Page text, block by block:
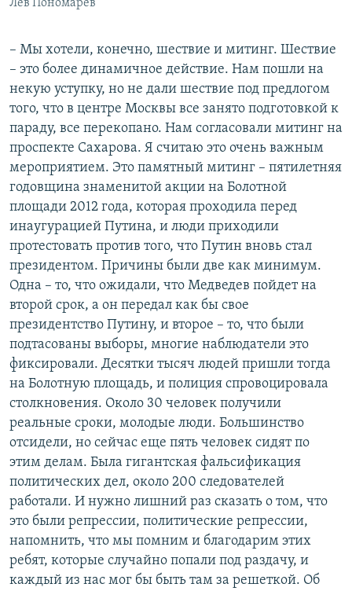
Лев Пономарев
– Мы хотели, конечно, шествие и митинг. Шествие
– это более динамичное действие. Нам пошли на
некую уступку, но не дали шествие под предлогом
того, что в центре Москвы все занято подготовкой к
параду, все перекопано. Нам согласовали митинг на
проспекте Сахарова. Я считаю это очень важным
мероприятием. Это памятный митинг – пятилетняя
годовщина знаменитой акции на Болотной
площади 2012 года, которая проходила перед
инаугурацией Путина, и люди приходили
протестовать против того, что Путин вновь стал
президентом. Причины были две как минимум.
Одна – то, что ожидали, что Медведев пойдет на
второй срок, а он передал как бы свое
президентство Путину, и второе – то, что были
подтасованы выборы, многие наблюдатели это
фиксировали. Десятки тысяч людей пришли тогда
на Болотную площадь, и полиция спровоцировала
столкновения. Около 30 человек получили
реальные сроки, молодые люди. Большинство
отсидели, но сейчас еще пять человек сидят по
этим делам. Была гигантская фальсификация
политических дел, около 200 следователей
работали. И нужно лишний раз сказать о том, что
это были репрессии, политические репрессии,
напомнить, что мы помним и благодарим этих
ребят, которые случайно попали под раздачу, и
каждый из нас мог бы быть там за решеткой. Об